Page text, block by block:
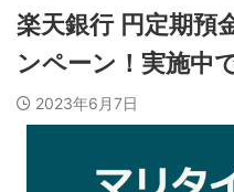
楽天銀行 円定期
ンペーン！実施中
2023年6月7日